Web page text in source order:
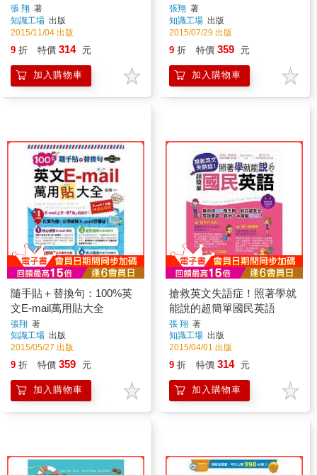
張 翔 著
知識工場 出版
2015/11/04 出版
9 折 特價 314 元
加入購物車
張翔 著
知識工場 出版
2015/07/29 出版
9 折 特價 359 元
加入購物車
隨手貼＋替換句：100%英
文E-mail萬用貼大全
張翔 著
知識工場 出版
2015/05/27 出版
9 折 特價 359 元
加入購物車
搶救英文失語症！照著學就
能說的超簡單國民英語
張 翔 著
知識工場 出版
2015/04/01 出版
9 折 特價 314 元
加入購物車